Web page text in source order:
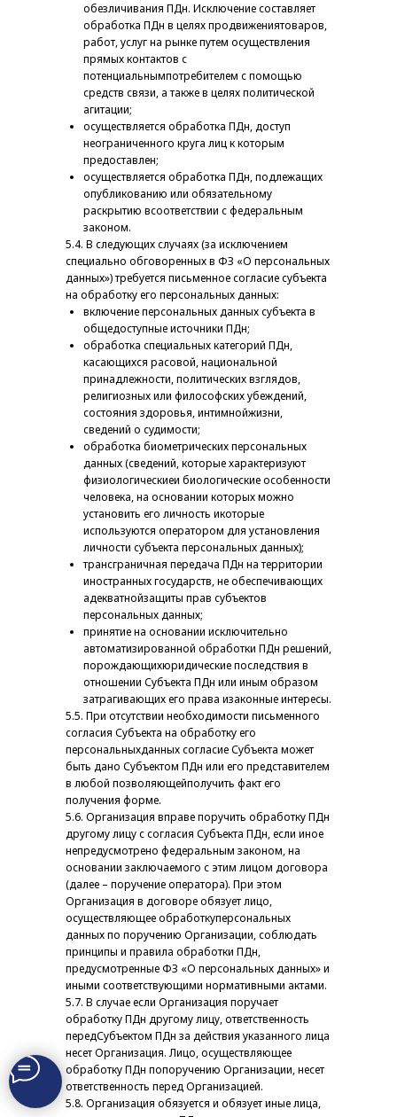
обезличивания ПДн. Исключение составляет
обработка ПДн в целях продвижениятоваров,
работ, услуг на рынке путем осуществления
прямых контактов с
потенциальнымпотребителем с помощью
средств связи, а также в целях политической
агитации;
осуществляется обработка ПДн, доступ
неограниченного круга лиц к которым
предоставлен;
осуществляется обработка ПДн, подлежащих
опубликованию или обязательному
раскрытию всоответствии с федеральным
законом.
5.4. В следующих случаях (за исключением
специально обговоренных в ФЗ «О персональных
данных») требуется письменное согласие субъекта
на обработку его персональных данных:
включение персональных данных субъекта в
общедоступные источники ПДн;
обработка специальных категорий ПДн,
касающихся расовой, национальной
принадлежности, политических взглядов,
религиозных или философских убеждений,
состояния здоровья, интимнойжизни,
сведений о судимости;
обработка биометрических персональных
данных (сведений, которые характеризуют
физиологическиеи биологические особенности
человека, на основании которых можно
установить его личность икоторые
используются оператором для установления
личности субъекта персональных данных);
трансграничная передача ПДн на территории
иностранных государств, не обеспечивающих
адекватнойзащиты прав субъектов
персональных данных;
принятие на основании исключительно
автоматизированной обработки ПДн решений,
порождающихюридические последствия в
отношении Субъекта ПДн или иным образом
затрагивающих его права изаконные интересы.
5.5. При отсутствии необходимости письменного
согласия Субъекта на обработку его
персональныхданных согласие Субъекта может
быть дано Субъектом ПДн или его представителем
в любой позволяющейполучить факт его
получения форме.
5.6. Организация вправе поручить обработку ПДн
другому лицу с согласия Субъекта ПДн, если иное
непредусмотрено федеральным законом, на
основании заключаемого с этим лицом договора
(далее – поручение оператора). При этом
Организация в договоре обязует лицо,
осуществляющее обработкуперсональных
данных по поручению Организации, соблюдать
принципы и правила обработки ПДн,
предусмотренные ФЗ «О персональных данных» и
иными соответствующими нормативными актами.
5.7. В случае если Организация поручает
обработку ПДн другому лицу, ответственность
передСубъектом ПДн за действия указанного лица
несет Организация. Лицо, осуществляющее
обработку ПДн попоручению Организации, несет
ответственность перед Организацией.
5.8. Организация обязуется и обязует иные лица,